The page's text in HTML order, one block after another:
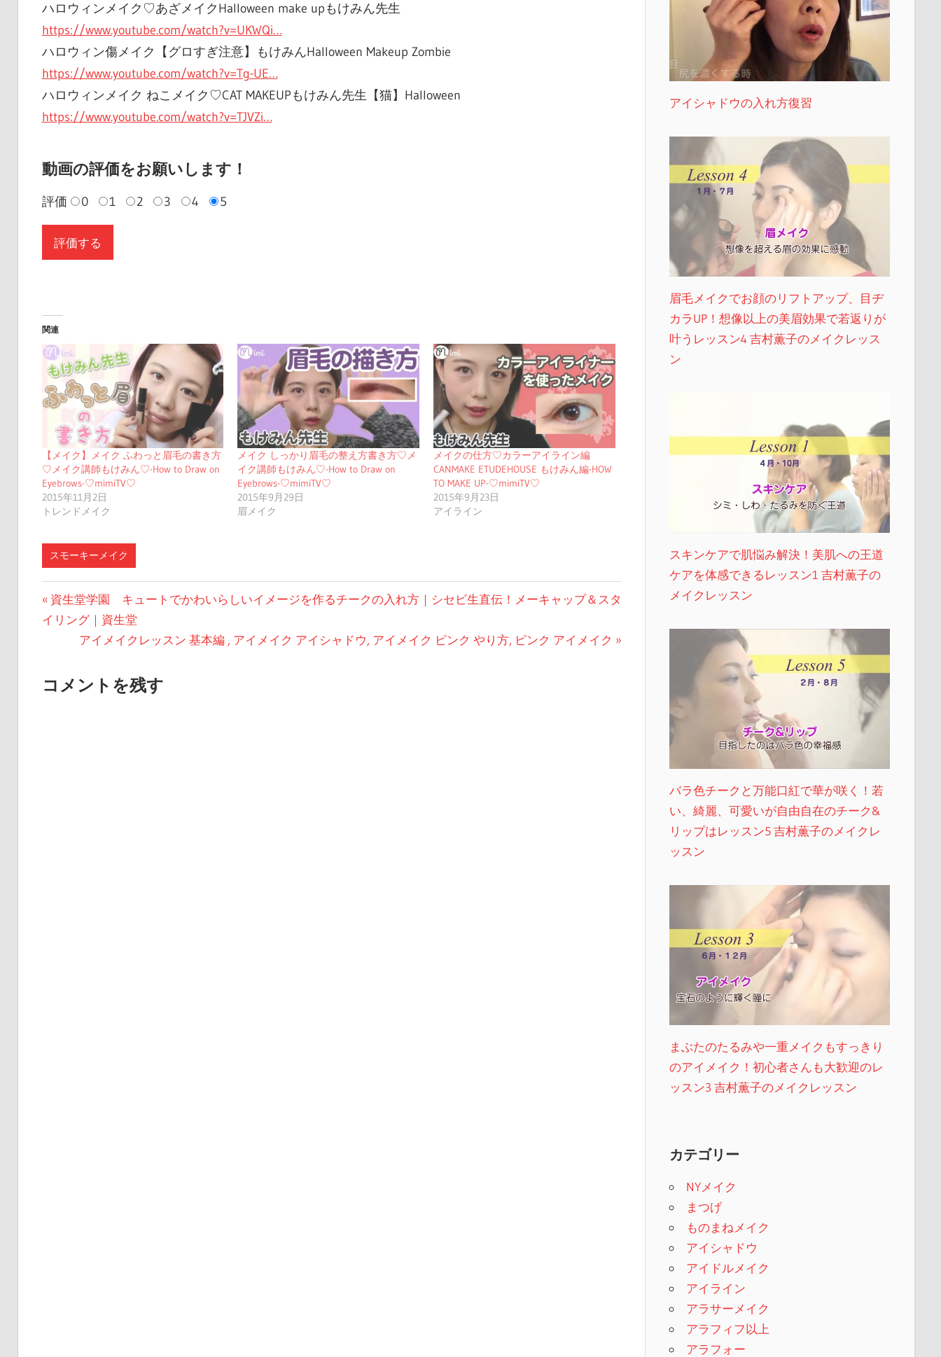
ハロウィンメイク♡あざメイクHalloween make upもけみん先生
https://www.youtube.com/watch?v=UKWQi…
ハロウィン傷メイク【グロすぎ注意】もけみんHalloween Makeup Zombie
https://www.youtube.com/watch?v=Tg-UE…
ハロウィンメイク ねこメイク♡CAT MAKEUPもけみん先生【猫】Halloween
https://www.youtube.com/watch?v=TJVZi…
動画の評価をお願いします！
評価 0 1 2 3 4 5
関連
【メイク】メイク ふわっと眉毛の書き方
♡メイク講師もけみん♡-How to Draw on
Eyebrows-♡mimiTV♡
2015年11月2日
トレンドメイク
メイク しっかり眉毛の整え方書き方♡メ
イク講師もけみん♡-How to Draw on
Eyebrows-♡mimiTV♡
2015年9月29日
眉メイク
メイクの仕方♡カラーアイライン編
CANMAKE ETUDEHOUSE もけみん編-HOW
TO MAKE UP-♡mimiTV♡
2015年9月23日
アイライン
スモーキーメイク
投
稿
ビ
前
の
資生堂学園 キュートでかわいらしいイメージを作るチークの入れ方｜シセビ生直伝！メーキャップ＆スタ
イリング｜資生堂
次
投
アイメイクレッスン 基本編 , アイメイク アイシャドウ, アイメイク ピンク やり方, ピンク アイメイク
コメントを残す
アイシャドウの入れ方復習
眉毛メイクでお顔のリフトアップ、目ヂ
カラUP！想像以上の美眉効果で若返りが
叶うレッスン4 吉村薫子のメイクレッス
ン
スキンケアで肌悩み解決！美肌への王道
ケアを体感できるレッスン1 吉村薫子の
メイクレッスン
バラ色チークと万能口紅で華が咲く！若
い、綺麗、可愛いが自由自在のチーク&
リップはレッスン5 吉村薫子のメイクレ
ッスン
まぶたのたるみや一重メイクもすっきり
のアイメイク！初心者さんも大歓迎のレ
ッスン3 吉村薫子のメイクレッスン
カテゴリー
NYメイク
まつげ
ものまねメイク
アイシャドウ
アイドルメイク
アイライン
アラサーメイク
アラフィフ以上
アラフォー